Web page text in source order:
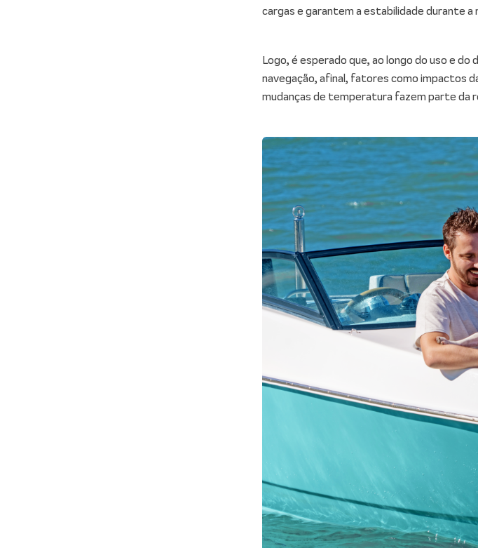
cargas e garantem a estabilidade durante a
Logo, é esperado que, ao longo do uso e
navegação, afinal, fatores como impactos
mudanças de temperatura fazem parte da